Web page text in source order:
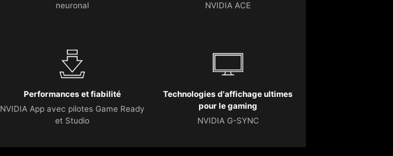
neuronal
NVIDIA ACE
Performances et fiabilité
NVIDIA App avec pilotes Game Ready
et Studio
Technologies d'affichage ultimes
pour le gaming
NVIDIA G-SYNC